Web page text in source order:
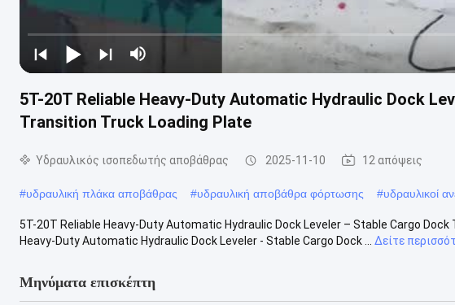
5T-20T Reliable Heavy-Duty Automatic Hydraulic Dock
Transition Truck Loading Plate
Υδραυλικός ισοπεδωτής αποβάθρας 2025-11-10 12 απόψεις
#υδραυλική πλάκα αποβάθρας #υδραυλική αποβάθρα φόρτωσης #υδραυλικοί
5T-20T Reliable Heavy-Duty Automatic Hydraulic Dock Leveler – Stable Cargo
Heavy-Duty Automatic Hydraulic Dock Leveler - Stable Cargo Dock ...
Δείτε
Μηνύματα επισκέπτη